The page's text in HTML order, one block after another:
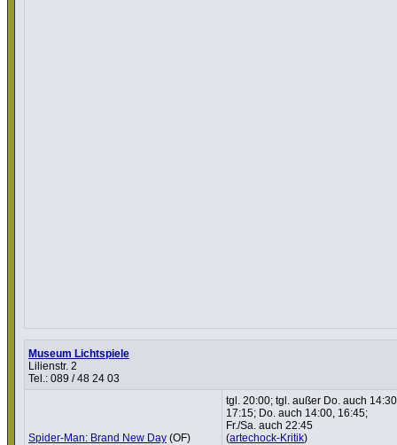
Museum Lichtspiele
Lilienstr. 2
Tel.: 089 / 48 24 03
Spider-Man: Brand New Day (OF)
tgl. 20:00; tgl. außer Do. auch
17:15; Do. auch 14:00, 16:45;
Fr./Sa. auch 22:45
(artechock-Kritik)